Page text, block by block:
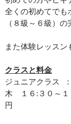
全くの初めてでも
（８級～６級）の
また体験レッスン
クラスと料金
ジュニアクラス
木 １６:３０
円